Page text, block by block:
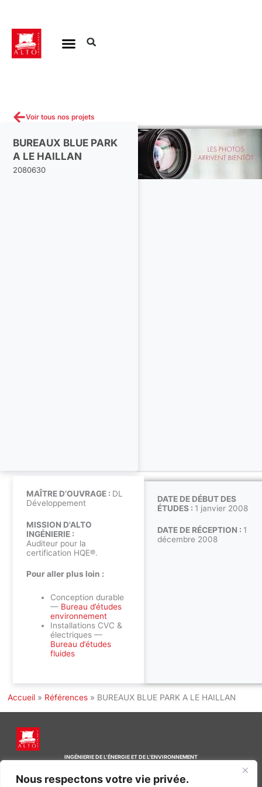
Nous respectons votre vie privée.
contenu
Voir tous nos projets
BUREAUX BLUE PARK
A LE HAILLAN
2080630
DATE DE DÉBUT DES
ÉTUDES : 1 janvier 2008
DATE DE RÉCEPTION : 1
décembre 2008
MAÎTRE D’OUVRAGE : DL
Développement
MISSION D'ALTO
INGÉNIERIE :
Auditeur pour la
certification HQE®.
Pour aller plus loin :
Conception durable
— Bureau d’études
environnement
Installations CVC &
électriques —
Bureau d’études
fluides
Accueil » Références » BUREAUX BLUE PARK A LE HAILLAN
INGÉNIERIE DE L’ÉNERGIE ET DE L’ENVIRONNEMENT